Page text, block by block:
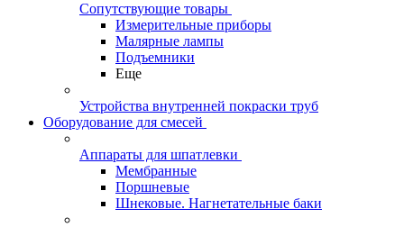
Сопутствующие товары
Измерительные приборы
Малярные лампы
Подъемники
Еще
Устройства внутренней покраски труб
Оборудование для смесей
Аппараты для шпатлевки
Мембранные
Поршневые
Шнековые. Нагнетательные баки